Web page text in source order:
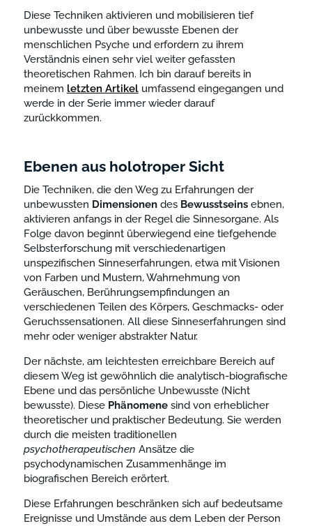
Diese Techniken aktivieren und mobilisieren tief
unbewusste und über bewusste Ebenen der
menschlichen Psyche und erfordern zu ihrem
Verständnis einen sehr viel weiter gefassten
theoretischen Rahmen. Ich bin darauf bereits in
meinem letzten Artikelumfassend eingegangen und
werde in der Serie immer wieder darauf
zurückkommen.
Ebenen aus holotroper Sicht
Die Techniken, die den Weg zu Erfahrungen der
unbewussten Dimensionendes Bewusstseinsebnen,
aktivieren anfangs in der Regel die Sinnesorgane. Als
Folge davon beginnt überwiegend eine tiefgehende
Selbsterforschung mit verschiedenartigen
unspezifischen Sinneserfahrungen, etwa mit Visionen
von Farben und Mustern, Wahrnehmung von
Geräuschen, Berührungsempfindungen an
verschiedenen Teilen des Körpers, Geschmacks- oder
Geruchssensationen. All diese Sinneserfahrungen sind
mehr oder weniger abstrakter Natur.
Der nächste, am leichtesten erreichbare Bereich auf
diesem Weg ist gewöhnlich die analytisch-biografische
Ebene und das persönliche Unbewusste (Nicht
bewusste). Diese Phänomenesind von erheblicher
theoretischer und praktischer Bedeutung. Sie werden
durch die meisten traditionellen
psychotherapeutischen Ansätze die
psychodynamischen Zusammenhänge im
biografischen Bereich erörtert.
Diese Erfahrungen beschränken sich auf bedeutsame
Ereignisse und Umstände aus dem Leben der Person